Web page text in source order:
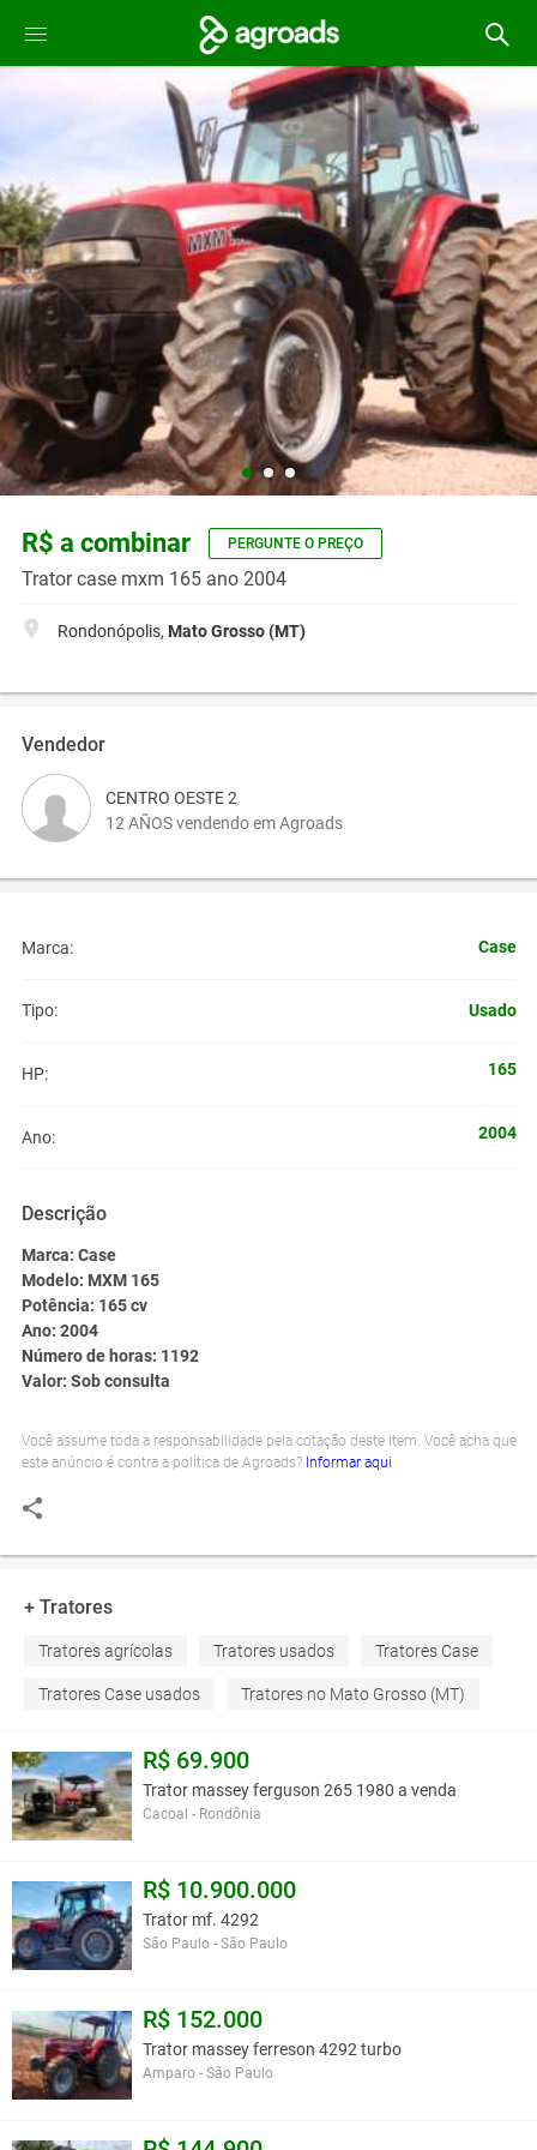
R$ a combinar PERGUNTE O PREÇO
Trator case mxm 165 ano 2004
Rondonópolis, Mato Grosso (MT)
Vendedor
CENTRO OESTE 2
12 AÑOS vendendo em Agroads
Marca: Case
Tipo: Usado
HP: 165
Ano: 2004
Descrição
Marca: Case
Modelo: MXM 165
Potência: 165 cv
Ano: 2004
Número de horas: 1192
Valor: Sob consulta
Você assume toda a responsabilidade pela cotação deste item. Você acha que
este anúncio é contra a política de Agroads? Informar aqui
+ Tratores
Tratores agrícolas Tratores usados Tratores Case
Tratores Case usados Tratores no Mato Grosso (MT)
R$ 69.900
Trator massey ferguson 265 1980 a venda
Cacoal - Rondônia
R$ 10.900.000
Trator mf. 4292
São Paulo - São Paulo
R$ 152.000
Trator massey ferreson 4292 turbo
Amparo - São Paulo